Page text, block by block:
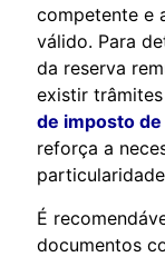
competente e
válido. Para
da reserva
existir
de imposto
reforça a
É
documentos